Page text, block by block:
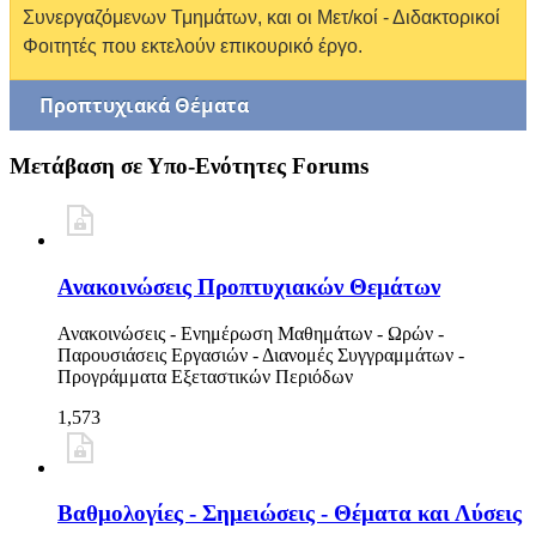
Συνεργαζόμενων Τμημάτων, και οι Μετ/κοί - Διδακτορικοί
Φοιτητές που εκτελούν επικουρικό έργο.
Προπτυχιακά Θέματα
Μετάβαση σε Υπο-Ενότητες Forums
Ανακοινώσεις Προπτυχιακών Θεμάτων
Ανακοινώσεις - Ενημέρωση Μαθημάτων - Ωρών -
Παρουσιάσεις Εργασιών - Διανομές Συγγραμμάτων -
Προγράμματα Εξεταστικών Περιόδων
1,573
Βαθμολογίες - Σημειώσεις - Θέματα και Λύσεις